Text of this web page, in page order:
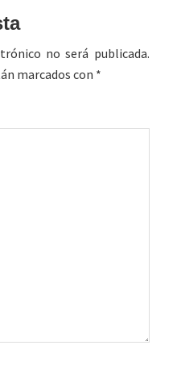
no será publicada.
marcados con *